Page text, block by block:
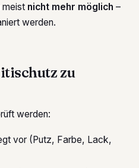
meist nicht mehr möglich –
werden.
zu
werden:
vor (Putz, Farbe, Lack,